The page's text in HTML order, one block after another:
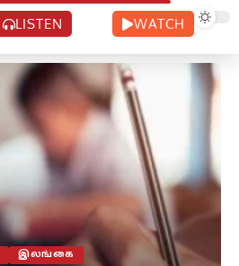
LISTEN WATCH
இலங்கை